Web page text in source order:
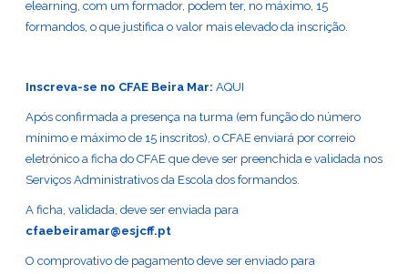
elearning, com um formador, podem ter, no máximo, 15
formandos, o que justifica o valor mais elevado da inscrição.
Inscreva-se no CFAE Beira Mar: AQUI
Após confirmada a presença na turma (em função do número
mínimo e máximo de 15 inscritos), o CFAE enviará por correio
eletrónico a ficha do CFAE que deve ser preenchida e validada nos
Serviços Administrativos da Escola dos formandos.
A ficha, validada, deve ser enviada para
cfaebeiramar@esjcff.pt
O comprovativo de pagamento deve ser enviado para